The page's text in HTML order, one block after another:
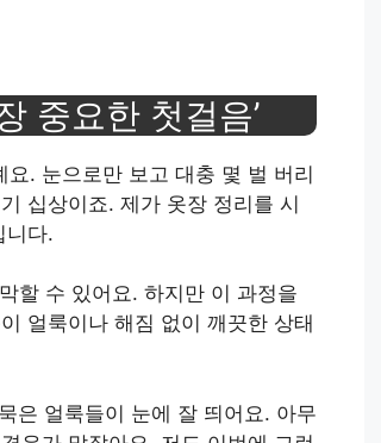
중요한 첫걸음’
. 눈으로만 보고 대충 몇 벌 버리
십상이죠. 제가 옷장 정리를 시
니다.
할 수 있어요. 하지만 이 과정을
얼룩이나 해짐 없이 깨끗한 상태
은 얼룩들이 눈에 잘 띄어요. 아무